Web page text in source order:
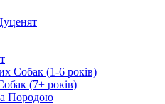
Собак (1-6 років)
(7+ років)
Породою